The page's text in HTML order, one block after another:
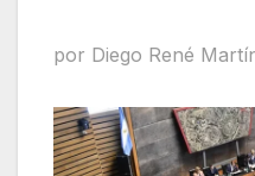
por Diego René